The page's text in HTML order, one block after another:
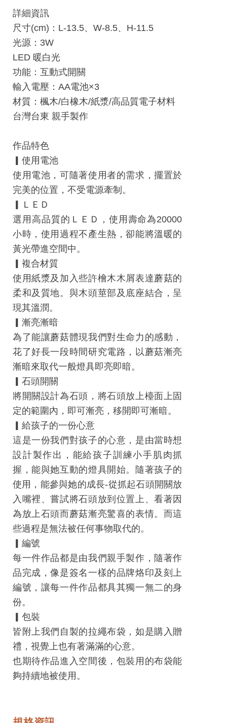
平
台
平
台
服
務
條
款
藝
品
牌
上
架
規
範
常
見
問
答
(一
般)
常
見
問
答
(品
牌)
聯
絡
我
們
網
站
開
放
資
料
宣
告
隱
私
權
保
詳細資訊
尺寸(cm)：L-13.5、W-8.5、H-11.5
光源：3W
LED 暖白光
功能：互動式開關
輸入電壓：AA電池×3
材質：楓木/白橡木/紙漿/高品質電子材料
台灣台東 親手製作
作品特色
▎使用電池
使用電池，可隨著使用者的需求，擺置於
完美的位置，不受電源牽制。
▎ＬＥＤ
選用高品質的ＬＥＤ，使用壽命為20000
小時，使用過程不產生熱，卻能將溫暖的
黃光帶進空間中。
▎複合材質
使用紙漿及加入些許檜木木屑表達蘑菇的
柔和及質地。與木頭莖部及底座結合，呈
現其溫潤。
▎漸亮漸暗
為了能讓蘑菇體現我們對生命力的感動，
花了好長一段時間研究電路，以蘑菇漸亮
漸暗來取代一般燈具即亮即暗。
▎石頭開關
將開關設計為石頭，將石頭放上檯面上固
定的範圍內，即可漸亮，移開即可漸暗。
▎給孩子的一份心意
這是一份我們對孩子的心意，是由當時想
設計製作出，能給孩子訓練小手肌肉抓
握，能與她互動的燈具開始。隨著孩子的
使用，能參與她的成長-從抓起石頭開關放
入嘴裡、嘗試將石頭放到位置上、看著因
為放上石頭而蘑菇漸亮驚喜的表情。而這
些過程是無法被任何事物取代的。
▎編號
每一件作品都是由我們親手製作，隨著作
品完成，像是簽名一樣的品牌烙印及刻上
編號，讓每一件作品都具其獨一無二的身
份。
▎包裝
皆附上我們自製的拉繩布袋，如是購入贈
禮，視覺上也有著滿滿的心意。
也期待作品進入空間後，包裝用的布袋能
夠持續地被使用。